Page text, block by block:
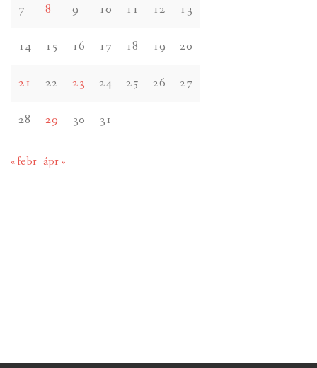
7 8 9 10 11 12 13
14 15 16 17 18 19 20
21 22 23 24 25 26 27
28 29 30 31
« febr ápr »